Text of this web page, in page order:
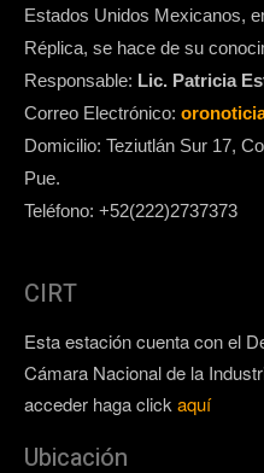
Estados Unidos Mexicanos,
Réplica, se hace de su
Responsable: Lic. Patricia
Correo Electrónico:
Domicilio: Teziutlán Sur 17,
Pue.
Teléfono: +52(222)2737373
CIRT
Esta estación cuenta con el
Cámara Nacional de la
acceder haga click aquí
Ubicación